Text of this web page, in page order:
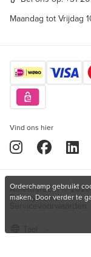
Maandag tot Vrijdag
Vind ons hier
Auteursrecht ©
Privacybeleid
Orderchamp gebruikt
maken. Door verder te